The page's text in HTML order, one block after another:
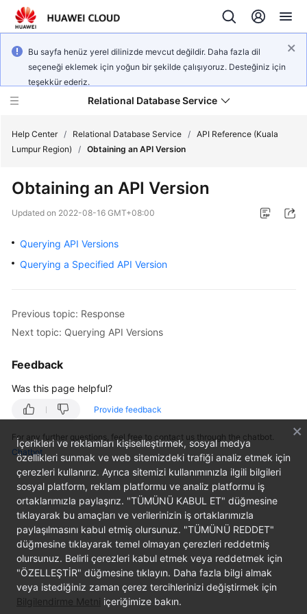
Bu sayfa henüz yerel dilinizde mevcut değildir. Daha fazla dil
seçeneği eklemek için yoğun bir şekilde çalışıyoruz. Desteğiniz için
teşekkür ederiz.
Relational Database Service
Service
Billing
Kernels
User
Guide
Best
Performance
White
Paper
API
Reference
SDK
Reference
Help Center / Relational Database Service / API Reference (Kuala
Lumpur Region)
/ Obtaining an API Version
Obtaining an API Version
Updated on 2022-08-16 GMT+08:00
Querying API Versions
Querying a Specified API Version
Previous topic: Response
Next topic: Querying API Versions
Feedback
Was this page helpful?
Provide feedback
For any further questions, feel free to contact us through the chatbot.
Chatbot
İçerikleri ve reklamları kişiselleştirmek, sosyal medya
özellikleri sunmak ve web sitemizdeki trafiği analiz etmek için
çerezleri kullanırız. Ayrıca sitemizi kullanımınızla ilgili bilgileri
sosyal platform, reklam platformu ve analiz platformu iş
ortaklarımızla paylaşırız. "TÜMÜNÜ KABUL ET" düğmesine
tıklayarak bu amaçları ve verilerinizin iş ortaklarımızla
paylaşılmasını kabul etmiş olursunuz. "TÜMÜNÜ REDDET"
düğmesine tıklayarak temel olmayan çerezleri reddetmiş
olursunuz. Belirli çerezleri kabul etmek veya reddetmek için
"ÖZELLEŞTİR" düğmesine tıklayın. Daha fazla bilgi almak
veya istediğiniz zaman çerez tercihlerinizi değiştirmek için
Bilgilendirme Metni içeriğimize bakın.